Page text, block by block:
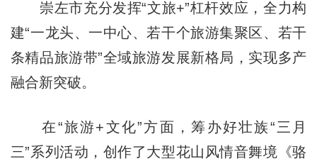
崇左市充分发挥“文旅+”杠杆效应，全力构
建“一龙头、一中心、若干个旅游集聚区、若干
条精品旅游带”全域旅游发展新格局，实现多产
融合新突破。
在“旅游+文化”方面，筹办好壮族“三月
三”系列活动，创作了大型花山风情音舞境《骆